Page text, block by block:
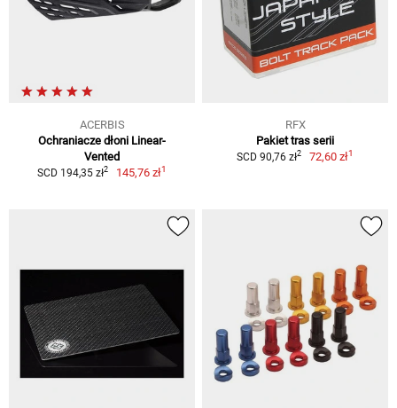
ACERBIS
Ochraniacze dłoni Linear-
Vented
SCD 194,35 zł2 145,76 zł1
RFX
Pakiet tras serii
SCD 90,76 zł2 72,60 zł1